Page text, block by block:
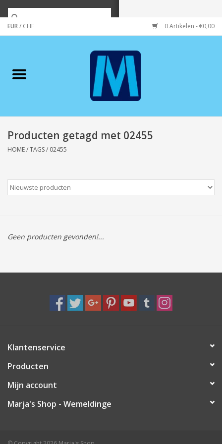
EUR/ CHF 0 Artikelen - €0,00
Merken
Wonen/koken/huishouden
Wenskaarten
Tassen/Portemonnee
Boeken
Speelgoed & hobby
Cadeau & feest
Contact/Locatie
Producten getagd met 02455
HOME/TAGS/ 02455
Geen producten gevonden!...
Klantenservice
Producten
Mijn account
Marja's Shop - Wemeldinge